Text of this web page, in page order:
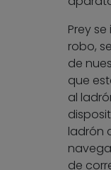
Prey
robo,
de
que
al
ladrón
de